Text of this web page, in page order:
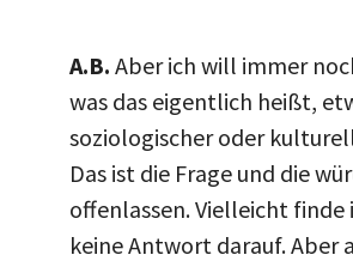
A.B. Aber ich will immer
was das eigentlich heißt,
soziologischer oder
Das ist die Frage und die
offenlassen. Vielleicht finde
keine Antwort darauf. Aber